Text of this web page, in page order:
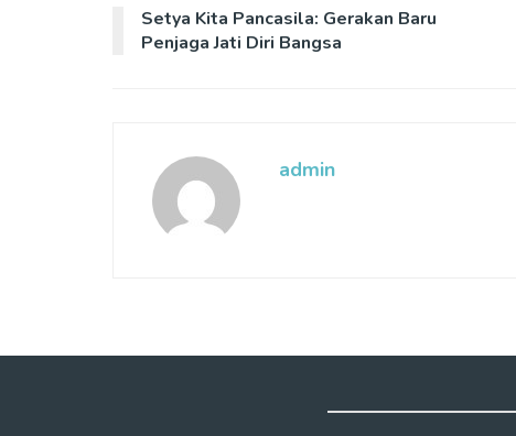
Setya Kita Pancasila: Gerakan Baru
Penjaga Jati Diri Bangsa
admin